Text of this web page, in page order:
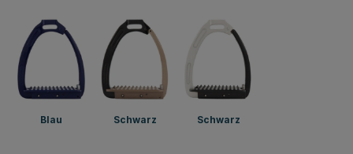
Blau Schwarz Schwarz